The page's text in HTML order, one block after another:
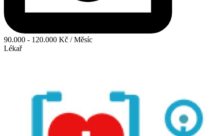
90.000 - 120.000 Kč / Měsíc
Lékař